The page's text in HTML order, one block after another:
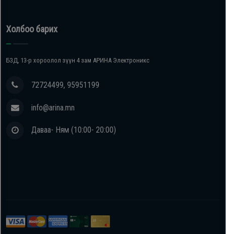
Холбоо барих
БЗД, 13-р хороолол зүүн 4 зам АРИНА Электроникс
72724499, 95951199
info@arina.mn
Даваа- Ням (10:00- 20:00)